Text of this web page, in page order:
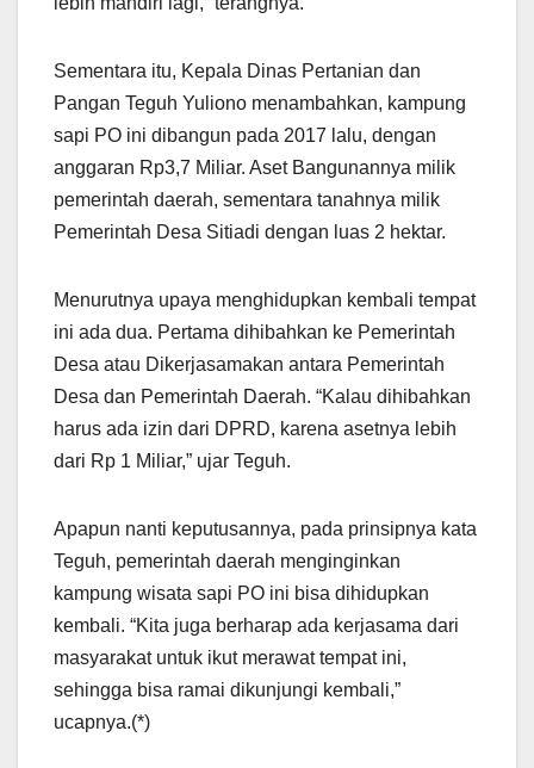
Sementara itu, Kepala Dinas Pertanian dan
Pangan Teguh Yuliono menambahkan, kampung
sapi PO ini dibangun pada 2017 lalu, dengan
anggaran Rp3,7 Miliar. Aset Bangunannya milik
pemerintah daerah, sementara tanahnya milik
Pemerintah Desa Sitiadi dengan luas 2 hektar.
Menurutnya upaya menghidupkan kembali tempat
ini ada dua. Pertama dihibahkan ke Pemerintah
Desa atau Dikerjasamakan antara Pemerintah
Desa dan Pemerintah Daerah. “Kalau dihibahkan
harus ada izin dari DPRD, karena asetnya lebih
dari Rp 1 Miliar,” ujar Teguh.
Apapun nanti keputusannya, pada prinsipnya kata
Teguh, pemerintah daerah menginginkan
kampung wisata sapi PO ini bisa dihidupkan
kembali. “Kita juga berharap ada kerjasama dari
masyarakat untuk ikut merawat tempat ini,
sehingga bisa ramai dikunjungi kembali,”
ucapnya.(*)